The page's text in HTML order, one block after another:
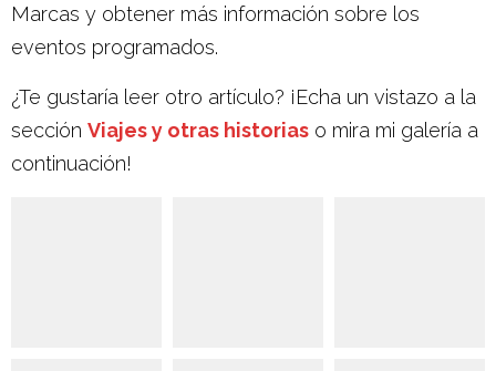
Marcas y obtener más información sobre los
eventos programados.
¿Te gustaría leer otro artículo? ¡Echa un vistazo a la
sección Viajes y otras historias o mira mi galería a
continuación!